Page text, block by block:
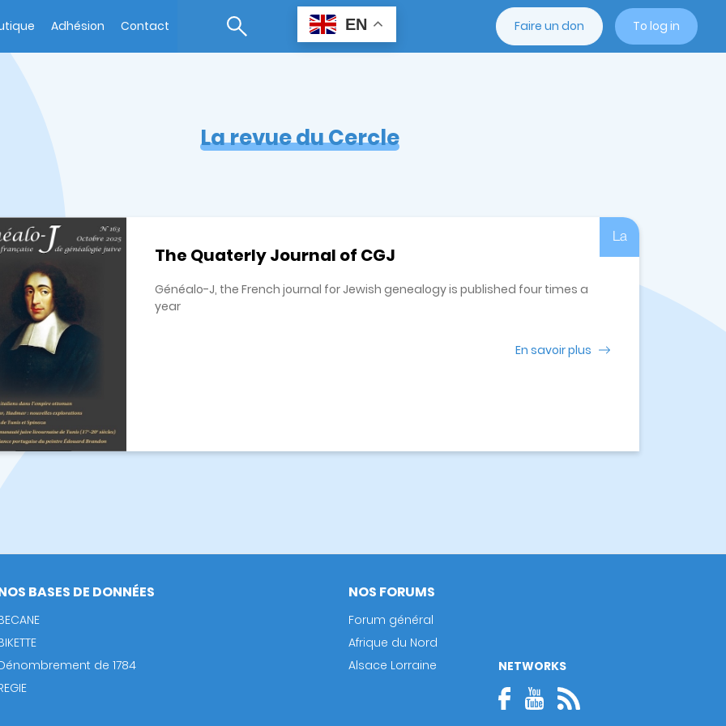
Adhésion Contact EN Faire un don To log in
La revue du Cercle
La
The Quaterly Journal of CGJ
Généalo-J, the French journal for Jewish genealogy is published four times a
year
En savoir plus
BASES DE DONNÉES
de 1784
NOS FORUMS
Forum général
Afrique du Nord
Alsace Lorraine
NETWORKS